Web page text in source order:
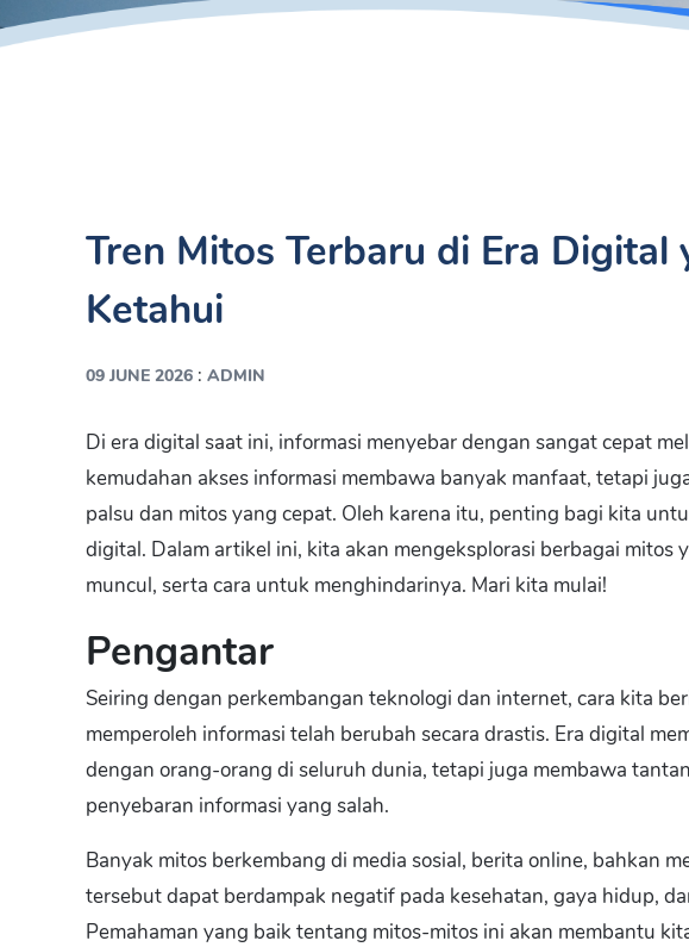
Tren Mitos Terbaru di Era Digital
Ketahui
09 JUNE 2026 : ADMIN
Di era digital saat ini, informasi menyebar dengan sangat cepat
kemudahan akses informasi membawa banyak manfaat, tetapi
palsu dan mitos yang cepat. Oleh karena itu, penting bagi kita
digital. Dalam artikel ini, kita akan mengeksplorasi berbagai mitos
muncul, serta cara untuk menghindarinya. Mari kita mulai!
Pengantar
Seiring dengan perkembangan teknologi dan internet, cara kita
memperoleh informasi telah berubah secara drastis. Era digital
dengan orang-orang di seluruh dunia, tetapi juga membawa
penyebaran informasi yang salah.
Banyak mitos berkembang di media sosial, berita online, bahkan
tersebut dapat berdampak negatif pada kesehatan, gaya hidup,
Pemahaman yang baik tentang mitos-mitos ini akan membantu